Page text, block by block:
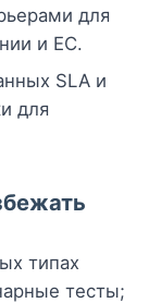
для
и ЕС.
SLA и
для
типах
тесты;